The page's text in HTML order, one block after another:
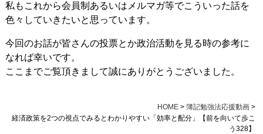
私もこれから会員制あるいはメルマガ等でこういった話を
色々していきたいと思っています。
今回のお話が皆さんの投票とか政治活動を見る時の参考に
なれば幸いです。
ここまでご覧頂きまして誠にありがとうございました。
HOME> 簿記勉強法応援動画>
経済政策を2つの視点でみるとわかりやすい「効率と配分」【前を向いて歩こ
う328】